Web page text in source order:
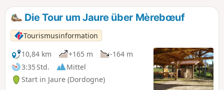
Die Tour um Jaure über Mèrebœuf
Tourismusinformation
10,84 km
+165 m
-164 m
3:35 Std.
Mittel
Start in Jaure (Dordogne)